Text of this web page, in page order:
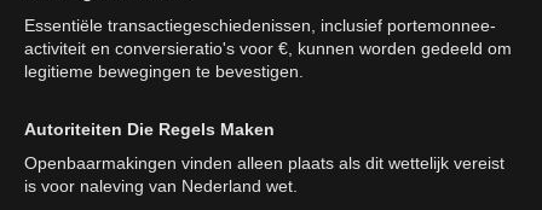
Essentiële transactiegeschiedenissen, inclusief portemonnee-
activiteit en conversieratio's voor €, kunnen worden gedeeld om
legitieme bewegingen te bevestigen.
Autoriteiten Die Regels Maken
Openbaarmakingen vinden alleen plaats als dit wettelijk vereist
is voor naleving van Nederland wet.